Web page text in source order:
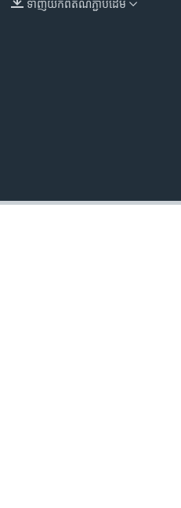
EMBED
ទាញ​យក​ពី​តំណភ្ជាប់​ដើម